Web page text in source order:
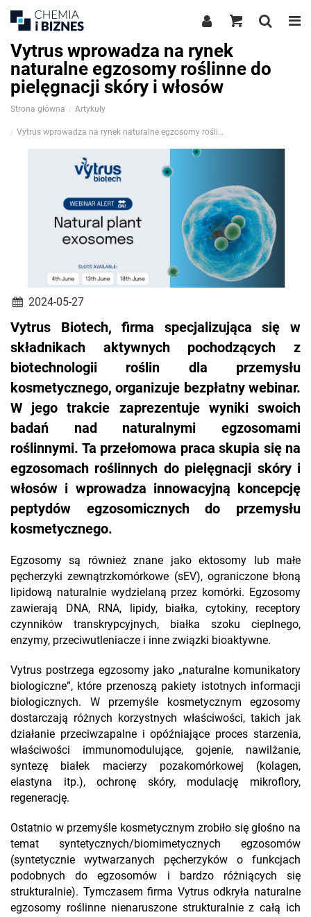
Vytrus wprowadza na rynek
naturalne egzosomy roślinne do
pielęgnacji skóry i włosów
Strona główna Artykuły
Vytrus wprowadza na rynek naturalne egzosomy roślinne do pielęgnacji skóry i włosów
2024-05-27
Vytrus Biotech, firma specjalizująca się w
składnikach aktywnych pochodzących z
biotechnologii roślin dla przemysłu
kosmetycznego, organizuje bezpłatny webinar.
W jego trakcie zaprezentuje wyniki swoich
badań nad naturalnymi egzosomami
roślinnymi. Ta przełomowa praca skupia się na
egzosomach roślinnych do pielęgnacji skóry i
włosów i wprowadza innowacyjną koncepcję
peptydów egzosomicznych do przemysłu
kosmetycznego.
Egzosomy są również znane jako ektosomy lub małe
pęcherzyki zewnątrzkomórkowe (sEV), ograniczone błoną
lipidową naturalnie wydzielaną przez komórki. Egzosomy
zawierają DNA, RNA, lipidy, białka, cytokiny, receptory
czynników transkrypcyjnych, białka szoku cieplnego,
enzymy, przeciwutleniacze i inne związki bioaktywne.
Vytrus postrzega egzosomy jako „naturalne komunikatory
biologiczne”, które przenoszą pakiety istotnych informacji
biologicznych. W przemyśle kosmetycznym egzosomy
dostarczają różnych korzystnych właściwości, takich jak
działanie przeciwzapalne i opóźniające proces starzenia,
właściwości immunomodulujące, gojenie, nawilżanie,
syntezę białek macierzy pozakomórkowej (kolagen,
elastyna itp.), ochronę skóry, modulację mikroflory,
regenerację.
Ostatnio w przemyśle kosmetycznym zrobiło się głośno na
temat syntetycznych/biomimetycznych egzosomów
(syntetycznie wytwarzanych pęcherzyków o funkcjach
podobnych do egzosomów i bardzo różniących się
strukturalnie). Tymczasem firma Vytrus odkryła naturalne
egzosomy roślinne nienaruszone strukturalnie z całą ich